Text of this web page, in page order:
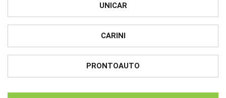
UNICAR
CARINI
PRONTOAUTO